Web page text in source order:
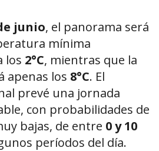
junio, el panorama será
mínima
los 2°C, mientras que la
apenas los 8°C. El
prevé una jornada
con probabilidades de
bajas, de entre 0 y 10
períodos del día.